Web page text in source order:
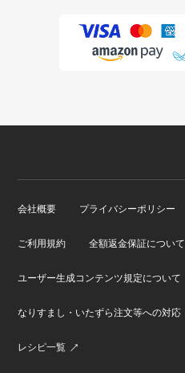
会社概要 プライバシーポリシー
ご利用規約 全額返金保証について
ユーザー生成コンテンツ規定について
なりすまし・いたずら注文等への対応
レシピ一覧